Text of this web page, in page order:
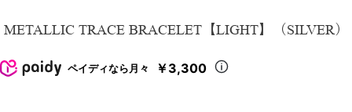
METALLIC TRACE BRACELET【LIGHT】（SILVER）
ペイディなら月々 ￥3,300